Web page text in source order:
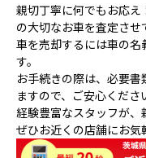
親切丁寧に何でもお応
の大切なお車を査定させ
車を売却するには車の
す。
お手続きの際は、必要
ますので、ご安心くださ
経験豊富なスタッフが、
ぜひお近くの店舗にお気